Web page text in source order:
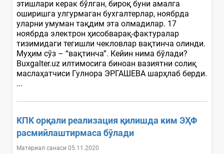
этишлари керак бўлган, бироқ буни амалга
оширишга улгурмаган бухгалтерлар, ноябрда
уларни умуман тақдим эта олмадилар. 17
ноябрда электрон ҳисобварақ-фактуралар
тизимидаги тегишли чекловлар вақтинча олинди.
Муҳим сўз – “вақтинча”. Кейин нима бўлади?
Buxgalter.uz илтимосига биноан вазиятни солиқ
маслаҳатчиси Гулнора ЭРГАШЕВА шарҳлаб берди.
...
КПК орқали реализация қилишда ким ЭҲФ
расмийлаштирмаса бўлади
Материал санаси 05.11.2020